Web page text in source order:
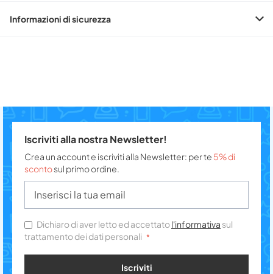
Informazioni di sicurezza
Iscriviti alla nostra Newsletter!
Crea un account e iscriviti alla Newsletter: per te 5% di
scontosul primo ordine.
Dichiaro di aver letto ed accettatol'informativa sul
trattamento dei dati personali
Iscriviti